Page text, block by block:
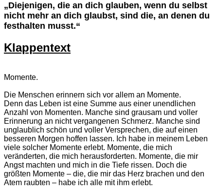
„Diejenigen, die an dich glauben, wenn du selbst
nicht mehr an dich glaubst, sind die, an denen du
festhalten musst.“
Klappentext
Momente.
Die Menschen erinnern sich vor allem an Momente.
Denn das Leben ist eine Summe aus einer unendlichen
Anzahl von Momenten. Manche sind grausam und voller
Erinnerung an nicht vergangenen Schmerz. Manche sind
unglaublich schön und voller Versprechen, die auf einen
besseren Morgen hoffen lassen. Ich habe in meinem Leben
viele solcher Momente erlebt. Momente, die mich
veränderten, die mich herausforderten. Momente, die mir
Angst machten und mich in die Tiefe rissen. Doch die
größten Momente – die, die mir das Herz brachen und den
Atem raubten – habe ich alle mit ihm erlebt.